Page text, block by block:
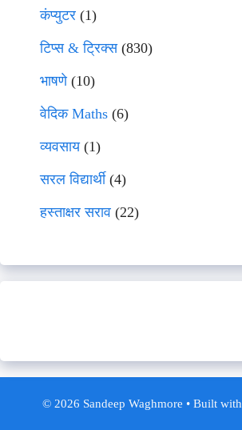
कंप्युटर (1)
टिप्स & ट्रिक्स(830)
भाषणे(10)
वेदिक Maths (6)
व्यवसाय(1)
सरल विद्यार्थी(4)
हस्ताक्षर सराव (22)
© 2026 Sandeep Waghmore • Built with